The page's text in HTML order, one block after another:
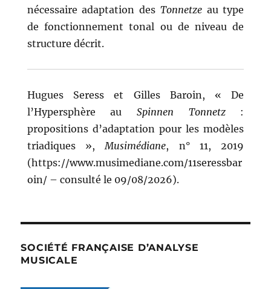
nécessaire adaptation des Tonnetze au type
de fonctionnement tonal ou de niveau de
structure décrit.
Hugues Seress et Gilles Baroin, « De
l’Hypersphère au Spinnen Tonnetz:
propositions d’adaptation pour les modèles
triadiques »,Musimédiane, n° 11, 2019
(https://www.musimediane.com/11seressbar
oin/ – consulté le 09/08/2026).
SOCIÉTÉ FRANÇAISE D’ANALYSE
MUSICALE